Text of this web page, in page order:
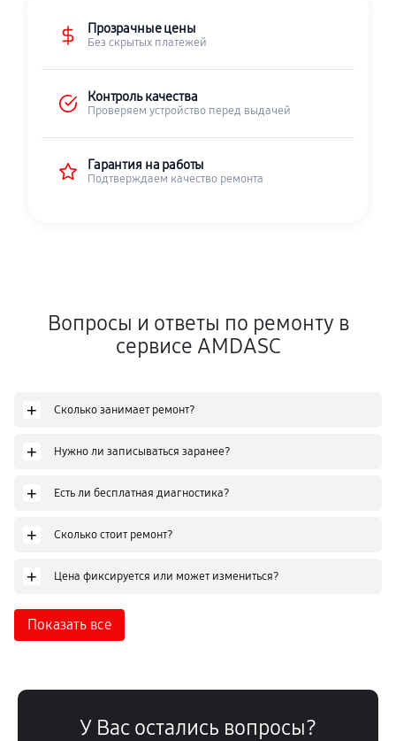
Прозрачные цены
Без скрытых платежей
Контроль качества
Проверяем устройство перед выдачей
Гарантия на работы
Подтверждаем качество ремонта
Вопросы и ответы по ремонту в
сервисе AMDASC
+ Сколько занимает ремонт?
+ Нужно ли записываться заранее?
+ Есть ли бесплатная диагностика?
+ Сколько стоит ремонт?
+ Цена фиксируется или может измениться?
Показать все
У Вас остались вопросы?